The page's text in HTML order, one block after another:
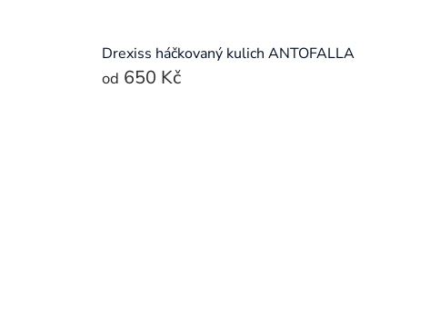
Drexiss háčkovaný kulich ANTOFALLA
od 650 Kč